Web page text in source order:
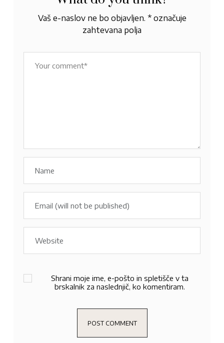
Vaš e-naslov ne bo objavljen. *označuje
zahtevana polja
Shrani moje ime, e-pošto in spletišče v ta
brskalnik za naslednjič, ko komentiram.